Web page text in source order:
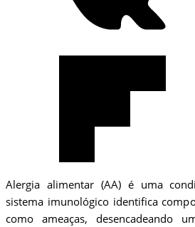
Alergia alimentar (AA) é uma
sistema imunológico identifica
como ameaças, desencadeando